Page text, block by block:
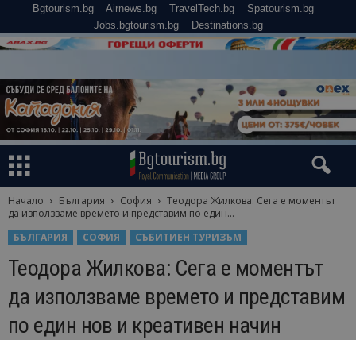
Bgtourism.bg Airnews.bg TravelTech.bg
Spatourism.bg
Jobs.bgtourism.bg
Destinations.bg
Начало България София
Теодора Жилкова: Сега е моментът
да използваме времето и представим по един...
БЪЛГАРИЯ
СОФИЯ СЪБИТИЕН ТУРИЗЪМ
Теодора Жилкова: Сега е моментът
да използваме времето и представим
по един нов и креативен начин